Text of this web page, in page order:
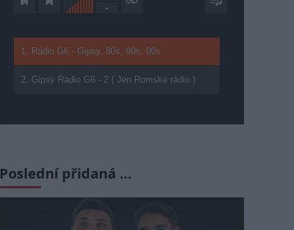
1. Rádio G6 - Gipsy, 80s, 90s, 00s
2. Gipsy Rádio G6 - 2 ( Jen Romské rádio )
Poslední přidaná …